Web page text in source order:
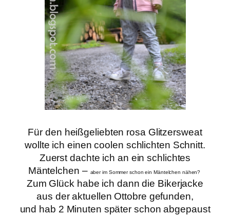
Für den heißgeliebten rosa Glitzersweat
wollte ich einen coolen schlichten Schnitt.
Zuerst dachte ich an ein schlichtes
Mäntelchen – aber im Sommer schon ein Mäntelchen nähen?
Zum Glück habe ich dann die Bikerjacke
aus der aktuellen Ottobre gefunden,
und hab 2 Minuten später schon abgepaust